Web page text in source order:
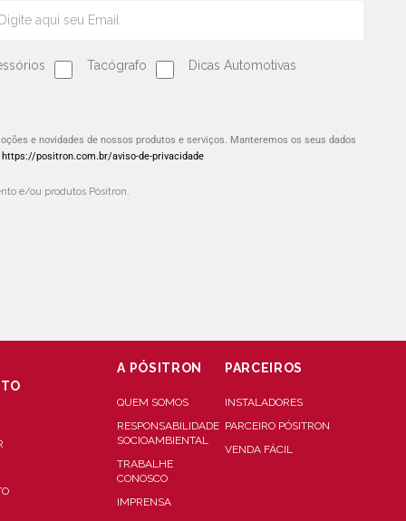
Tacógrafo Dicas Automotivas
e novidades de nossos produtos e serviços. Manteremos os seus dados
https://positron.com.br/aviso-de-privacidade
e/ou produtos Pósitron.
A PÓSITRON
QUEM SOMOS
RESPONSABILIDADE
SOCIOAMBIENTAL
TRABALHE
CONOSCO
IMPRENSA
PARCEIROS
INSTALADORES
PARCEIRO PÓSITRON
VENDA FÁCIL